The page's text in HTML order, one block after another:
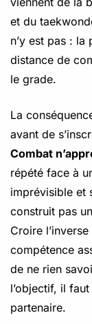
et du
n’y est pas :
distance de
le grade.
La
avant de
Combat
répété face à
imprévisible et
construit pas
Croire
compétence
de ne rien
l’objectif, il
partenaire.